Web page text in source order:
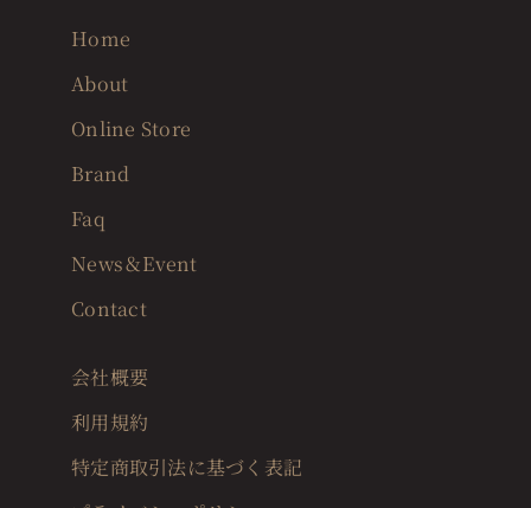
Home
About
Online Store
Brand
Faq
News＆Event
Contact
会社概要
利用規約
特定商取引法に基づく表記